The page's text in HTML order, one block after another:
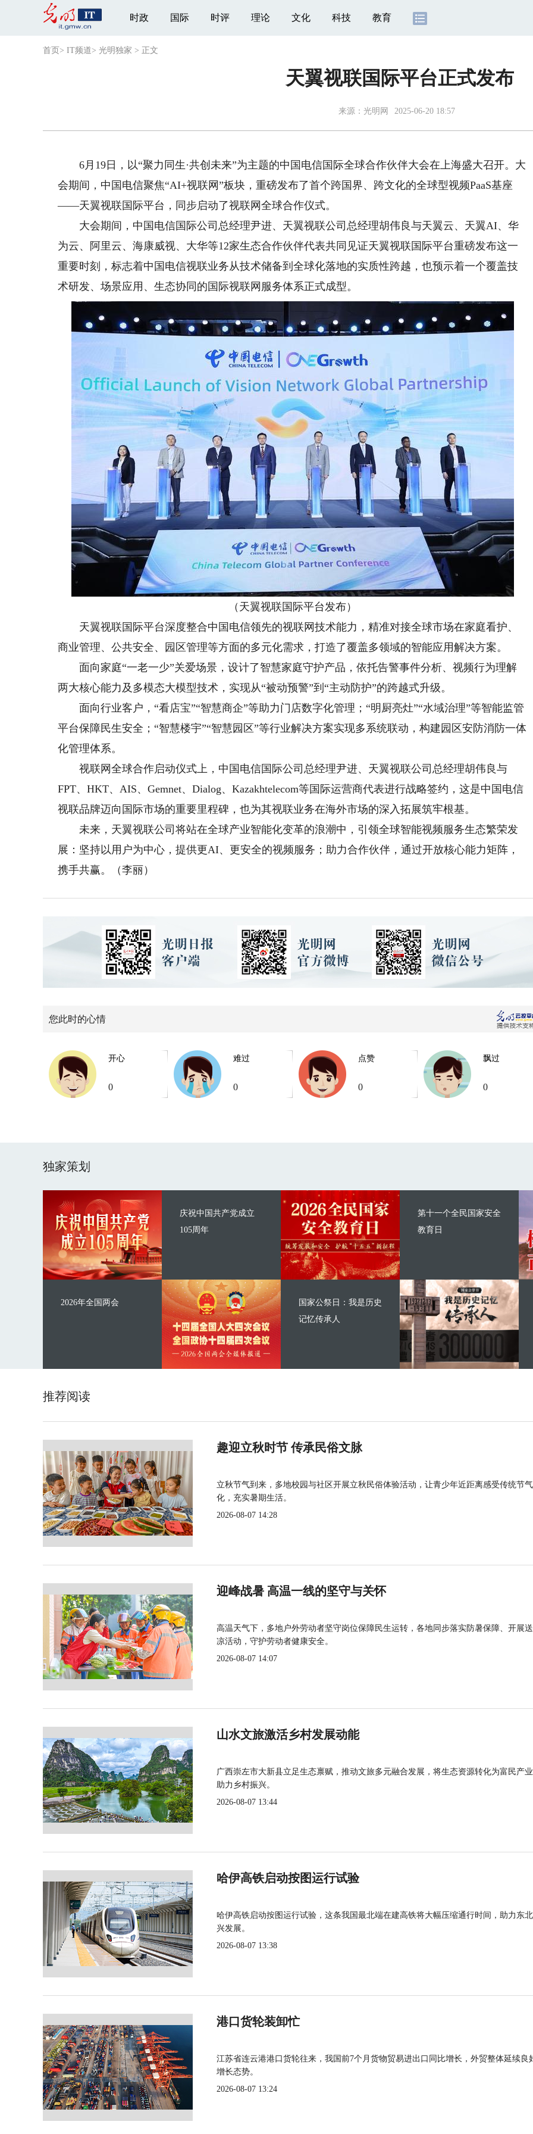
时政 国际 时评 理论 文化 科技 教育
首页 > IT频道> 光明独家 > 正文
天翼视联国际平台正式发布
来源： 光明网 2025-06-20 18:57
6月19日，以“聚力同生·共创未来”为主题的中国电信国际全球合作伙伴大会在上海盛大召开。大
会期间，中国电信聚焦“AI+视联网”板块，重磅发布了首个跨国界、跨文化的全球型视频PaaS基座
——天翼视联国际平台，同步启动了视联网全球合作仪式。
大会期间，中国电信国际公司总经理尹进、天翼视联公司总经理胡伟良与天翼云、天翼AI、华
为云、阿里云、海康威视、大华等12家生态合作伙伴代表共同见证天翼视联国际平台重磅发布这一
重要时刻，标志着中国电信视联业务从技术储备到全球化落地的实质性跨越，也预示着一个覆盖技
术研发、场景应用、生态协同的国际视联网服务体系正式成型。
（天翼视联国际平台发布）
天翼视联国际平台深度整合中国电信领先的视联网技术能力，精准对接全球市场在家庭看护、
商业管理、公共安全、园区管理等方面的多元化需求，打造了覆盖多领域的智能应用解决方案。
面向家庭“一老一少”关爱场景，设计了智慧家庭守护产品，依托告警事件分析、视频行为理解
两大核心能力及多模态大模型技术，实现从“被动预警”到“主动防护”的跨越式升级。
面向行业客户，“看店宝”“智慧商企”等助力门店数字化管理；“明厨亮灶”“水域治理”等智能监管
平台保障民生安全；“智慧楼宇”“智慧园区”等行业解决方案实现多系统联动，构建园区安防消防一体
化管理体系。
视联网全球合作启动仪式上，中国电信国际公司总经理尹进、天翼视联公司总经理胡伟良与
FPT、HKT、AIS、Gemnet、Dialog、Kazakhtelecom等国际运营商代表进行战略签约，这是中国电信
视联品牌迈向国际市场的重要里程碑，也为其视联业务在海外市场的深入拓展筑牢根基。
未来，天翼视联公司将站在全球产业智能化变革的浪潮中，引领全球智能视频服务生态繁荣发
展：坚持以用户为中心，提供更AI、更安全的视频服务；助力合作伙伴，通过开放核心能力矩阵，
携手共赢。（李丽）
您此时的心情
开心
0
难过
0
点赞
0
飘过
0
独家策划
庆祝中国共产党成立
105周年
2026年全国两会
第十一个全民国家安全
教育日
国家公祭日：我是历史
记忆传承人
推荐阅读
趣迎立秋时节 传承民俗文脉
立秋节气到来，多地校园与社区开展立秋民俗体验活动，让青少年近距离感受传统节
化，充实暑期生活。
2026-08-07 14:28
迎峰战暑 高温一线的坚守与关怀
高温天气下，多地户外劳动者坚守岗位保障民生运转，各地同步落实防暑保障、开展
凉活动，守护劳动者健康安全。
2026-08-07 14:07
山水文旅激活乡村发展动能
广西崇左市大新县立足生态禀赋，推动文旅多元融合发展，将生态资源转化为富民产
助力乡村振兴。
2026-08-07 13:44
哈伊高铁启动按图运行试验
哈伊高铁启动按图运行试验，这条我国最北端在建高铁将大幅压缩通行时间，助力东
兴发展。
2026-08-07 13:38
港口货轮装卸忙
江苏省连云港港口货轮往来，我国前7个月货物贸易进出口同比增长，外贸整体延续良
增长态势。
2026-08-07 13:24